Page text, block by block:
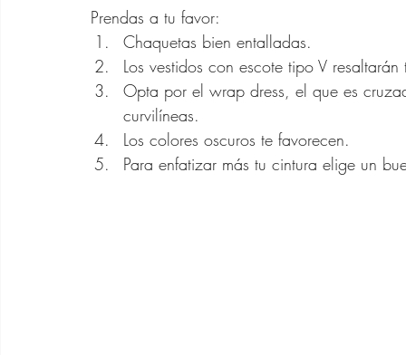
Prendas a tu favor:
Chaquetas bien entalladas.
Los vestidos con escote tipo V
Opta por el wrap dress, el que es
curvilíneas.
Los colores oscuros te favorecen.
Para enfatizar más tu cintura elige un